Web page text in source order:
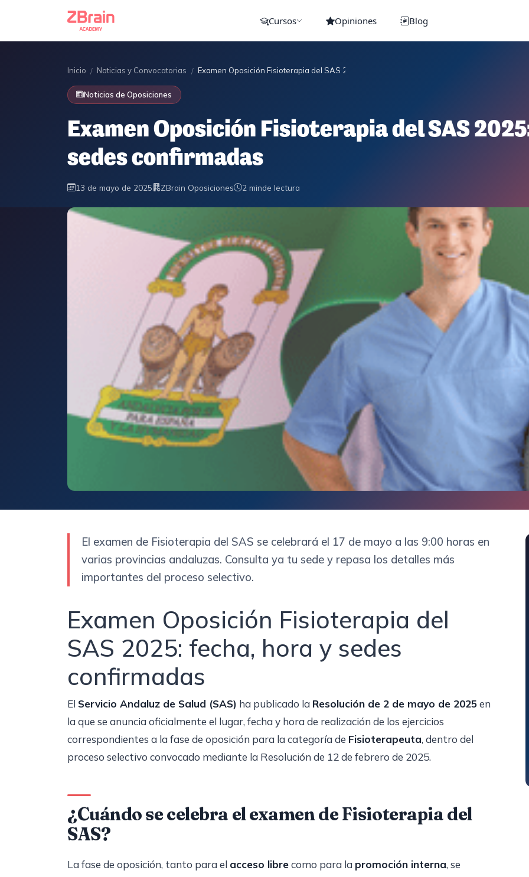
Cursos Opiniones Blog
Inicio / Noticias y Convocatorias / Examen Oposición Fisioterapia del SAS 2025: fecha, hora y sedes confirmadas
Noticias de Oposiciones
Examen Oposición Fisioterapia del SAS
sedes confirmadas
13 de mayo de 2025 ZBrain Oposiciones 2 minde lectura
El examen de Fisioterapia del SAS se celebrará el 17 de mayo a las 9:00 horas en
varias provincias andaluzas. Consulta ya tu sede y repasa los detalles más
importantes del proceso selectivo.
Examen Oposición Fisioterapia del
SAS 2025: fecha, hora y sedes
confirmadas
El Servicio Andaluz de Salud (SAS) ha publicado la Resolución de 2 de mayo de 2025en
la que se anuncia oficialmente el lugar, fecha y hora de realización de los ejercicios
correspondientes a la fase de oposición para la categoría de Fisioterapeuta, dentro del
proceso selectivo convocado mediante la Resolución de 12 de febrero de 2025.
¿Cuándo se celebra el examen de Fisioterapia del
SAS?
La fase de oposición, tanto para el acceso librecomo para la promoción interna, se